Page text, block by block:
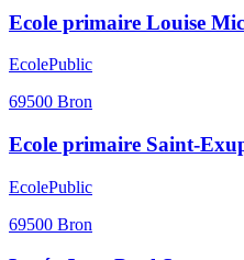
Ecole primaire Louise
EcolePublic
69500 Bron
Ecole primaire Saint-
EcolePublic
69500 Bron